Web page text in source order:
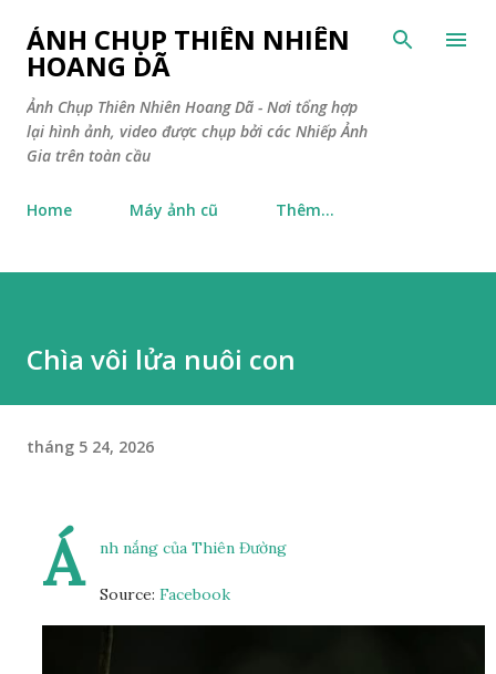
Chuyển đến nội dung chính
ẢNH CHỤP THIÊN NHIÊN
HOANG DÃ
Ảnh Chụp Thiên Nhiên Hoang Dã - Nơi tổng hợp
lại hình ảnh, video được chụp bởi các Nhiếp Ảnh
Gia trên toàn cầu
Home Máy ảnh cũ Thêm…
Chìa vôi lửa nuôi con
tháng 5 24, 2026
Á nh nắng của Thiên Đường
Source: Facebook